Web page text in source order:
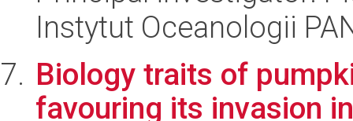
Instytut Oceanologii
Biology traits of
favouring its invasion